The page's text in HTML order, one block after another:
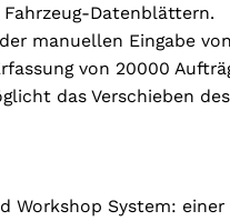
Datenblättern.
manuellen Eingabe
von 20000
das Verschieben
Workshop System: